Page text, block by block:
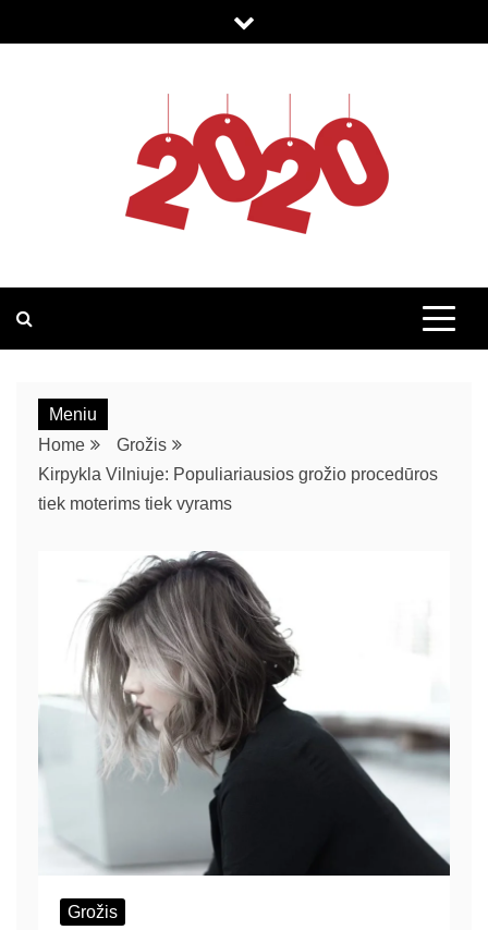
Meniu
Home
Grožis
Kirpykla Vilniuje: Populiariausios grožio procedūros
tiek moterims tiek vyrams
Grožis